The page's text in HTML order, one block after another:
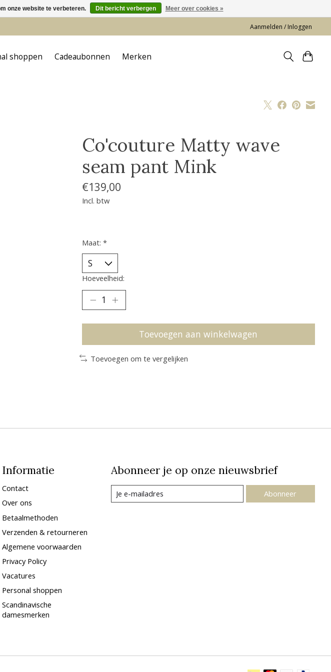
Aanmelden / Inloggen
shoppen Cadeaubonnen Merken
Co'couture Matty wave
seam pant Mink
€139,00
Incl. btw
Maat: *
Hoeveelheid:
Toevoegen aan winkelwagen
Toevoegen om te vergelijken
Informatie
Contact
Over ons
Betaalmethoden
Verzenden & retourneren
Algemene voorwaarden
Privacy Policy
Vacatures
Personal shoppen
Scandinavische
damesmerken
Abonneer je op onze nieuwsbrief
Abonneer
onze website te verbeteren. Dit bericht verbergen Meer over cookies »